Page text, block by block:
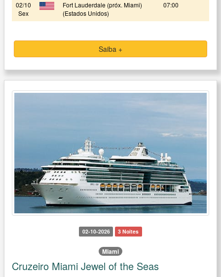
02/10
Sex
Fort Lauderdale (próx. Miami)
(Estados Unidos)
07:00
Saiba +
02-10-2026 3 Noites
Miami
Cruzeiro Miami Jewel of the Seas